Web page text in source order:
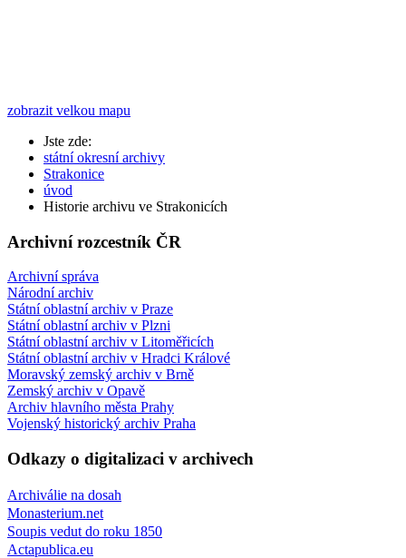
zobrazit velkou mapu
Jste zde:
státní okresní archivy
Strakonice
úvod
Historie archivu ve Strakonicích
Archivní rozcestník ČR
Archivní správa
Národní archiv
Státní oblastní archiv v Praze
Státní oblastní archiv v Plzni
Státní oblastní archiv v Litoměřicích
Státní oblastní archiv v Hradci Králové
Moravský zemský archiv v Brně
Zemský archiv v Opavě
Archiv hlavního města Prahy
Vojenský historický archiv Praha
Odkazy o digitalizaci v archivech
Archiválie na dosah
Monasterium.net
Soupis vedut do roku 1850
Actapublica.eu